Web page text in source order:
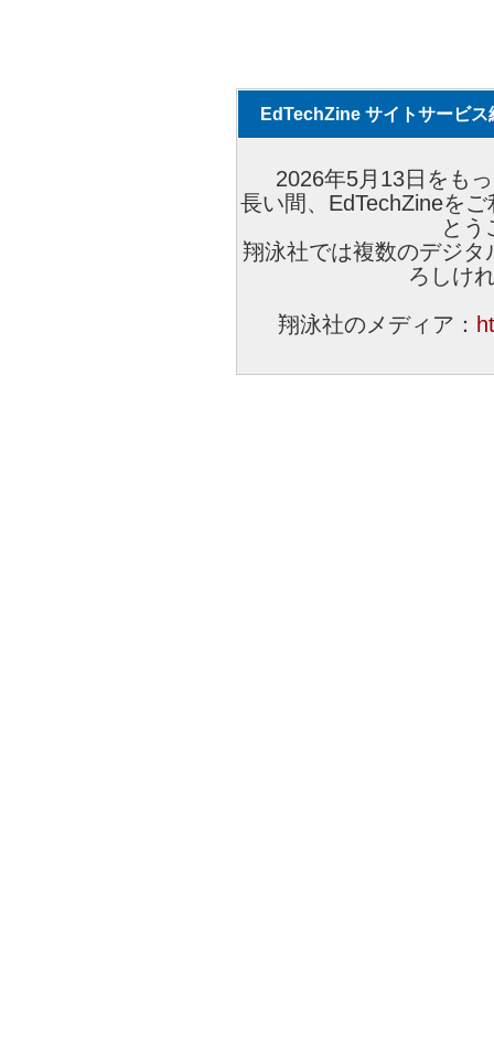
EdTechZine サイトサービス
2026年5月13日をも
長い間、EdTechZineを
とう
翔泳社では複数のデジ
ろしけ
翔泳社のメディア：